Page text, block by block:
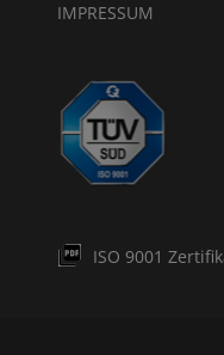
IMPRESSUM
ISO 9001